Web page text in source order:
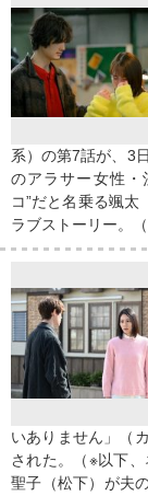
系）の第7話が、3
のアラサー女性・
コ”だと名乗る颯太
ラブストーリー。
いありません」（
された。（※以下
聖子（松下）が夫